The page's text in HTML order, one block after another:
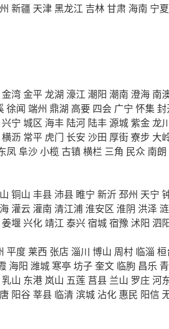
新疆 天津黑龙江 吉林甘肃 海南 宁夏
金湾金平龙湖 濠江 潮阳 潮南 澄海 南
徐闻 端州 鼎湖 高要 四会 广宁 怀集
兴宁 城区 海丰 陆河 陆丰源城紫金龙
横沥 常平 虎门 长安 沙田 厚街寮步 大
凤阜沙小榄 古镇横栏 三角 民众 南朗
铜山 丰县 沛县 睢宁 新沂邳州 天宁
灌云灌南 清江浦淮安区 淮阴 洪泽
姜堰兴化靖江 泰兴宿城宿豫 沭阳 泗
平度 莱西 张店 淄川 博山 周村 临淄 桓
海阳 潍城 寒亭 坊子奎文 临朐 昌乐
乳山 东港 岚山 五莲 莒县 兰山 罗庄河
阳谷莘县 临清滨城 沾化 惠民 阳信